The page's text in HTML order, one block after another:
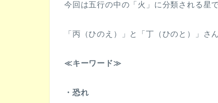
今回は五行の中の「火」に分類される星で
「丙（ひのえ）」と「丁（ひのと）」さ
≪キーワード≫
・恐れ